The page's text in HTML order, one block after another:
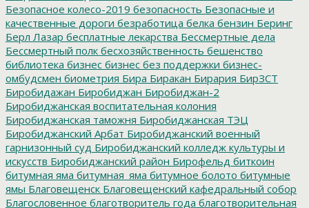
Безопасное колесо-2019 безопасность Безопасные и
качественные дороги безработица белка бензин Беринг
Берл Лазар бесплатные лекарства Бессмертные дела
Бессмертный полк бесхозяйственность бешенство
библиотека бизнес бизнес без поддержки бизнес-
омбудсмен биометрия Бира Биракан Бирария БирЗСТ
Биробидажан Биробиджан Биробиджан-2
Биробиджанская воспитательная колония
Биробиджанская таможня Биробиджанская ТЭЦ
Биробиджанский Арбат Биробиджанский военный
гарнизонный суд Биробиджанский колледж культуры и
искусств Биробиджанский район Бирофельд биткоин
битумная яма битумная_яма битумное болото битумные
ямы Благовещенск Благовещенский кафедральный собор
Благословенное благотворитель года благотворительная